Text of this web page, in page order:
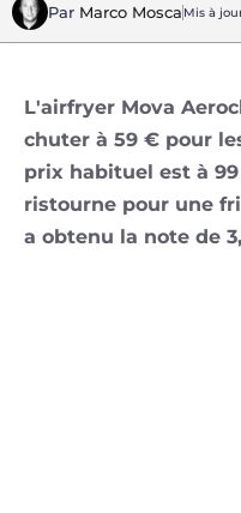
Par Marco Mosca Mis à
L'airfryer Mova
chuter à 59 € pour
prix habituel est à
ristourne pour une
a obtenu la note de